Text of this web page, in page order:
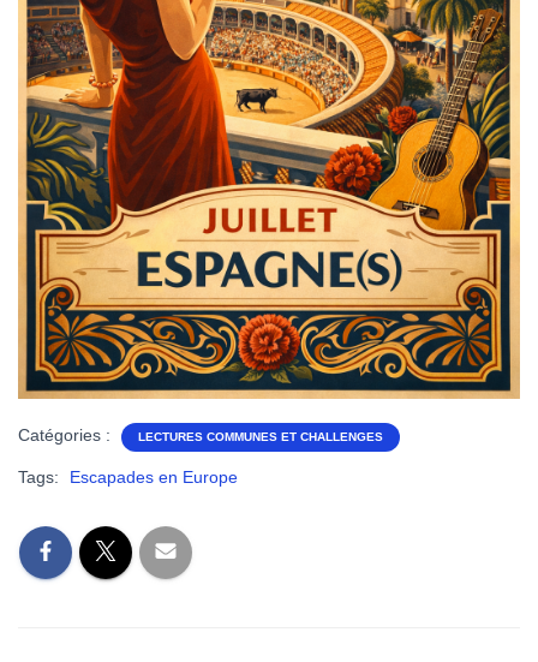
Catégories : LECTURES COMMUNES ET CHALLENGES
Tags: Escapades en Europe